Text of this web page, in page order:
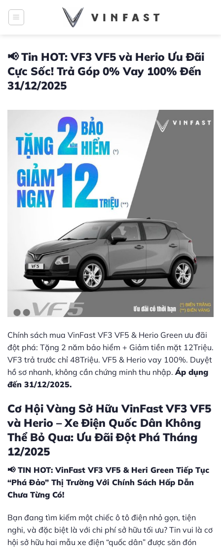
qua
📢 Tin HOT: VF3 VF5 và Herio Ưu Đãi
Cực Sốc! Trả Góp 0% Vay 100% Đến
31/12/2025
Chính sách mua VinFast VF3 VF5 & Herio Green ưu đãi
đột phá: Tặng 2 năm bảo hiểm + Giảm tiền mặt 12Triệu.
VF3 trả trước chỉ 48Triệu. VF5 & Herio vay 100%. Duyệt
hồ sơ nhanh, không cần chứng minh thu nhập. Áp dụng
đến 31/12/2025.
Cơ Hội Vàng Sở Hữu VinFast VF3 VF5
và Herio – Xe Điện Quốc Dân Không
Thể Bỏ Qua: Ưu Đãi Đột Phá Tháng
12/2025
📢 TIN HOT: VinFast VF3 VF5 & Heri Green Tiếp Tục
“Phá Đảo” Thị Trường Với Chính Sách Hấp Dẫn
Chưa Từng Có!
Bạn đang tìm kiếm một chiếc ô tô điện nhỏ gọn, tiện
nghi, và đặc biệt là với chi phí sở hữu tối ưu? Tin vui là cơ
hội sở hữu hai mẫu xe điện “quốc dân” được săn đón